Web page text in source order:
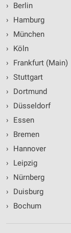
›
Berlin
›
Hamburg
›
München
›
Köln
›
Frankfurt (Main)
› Stuttgart
›
Dortmund
›
Düsseldorf
›
Essen
›
Bremen
›
Hannover
›
Leipzig
›
Nürnberg
›
Duisburg
›
Bochum